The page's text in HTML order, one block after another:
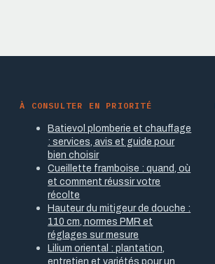
À CONSULTER EN PRIORITÉ
Batievol plomberie et chauffage
: services, avis et guide pour
bien choisir
Cueillette framboise : quand, où
et comment réussir votre
récolte
Hauteur du mitigeur de douche :
110 cm, normes PMR et
réglages sur mesure
Lilium oriental : plantation,
entretien et variétés pour un